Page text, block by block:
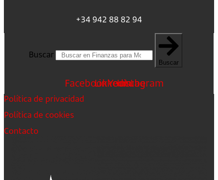
+34 942 88 82 94
Buscar
Buscar
FacebookLinkedin
Youtube
Instagram
Política de privacidad
Política de cookies
Contacto